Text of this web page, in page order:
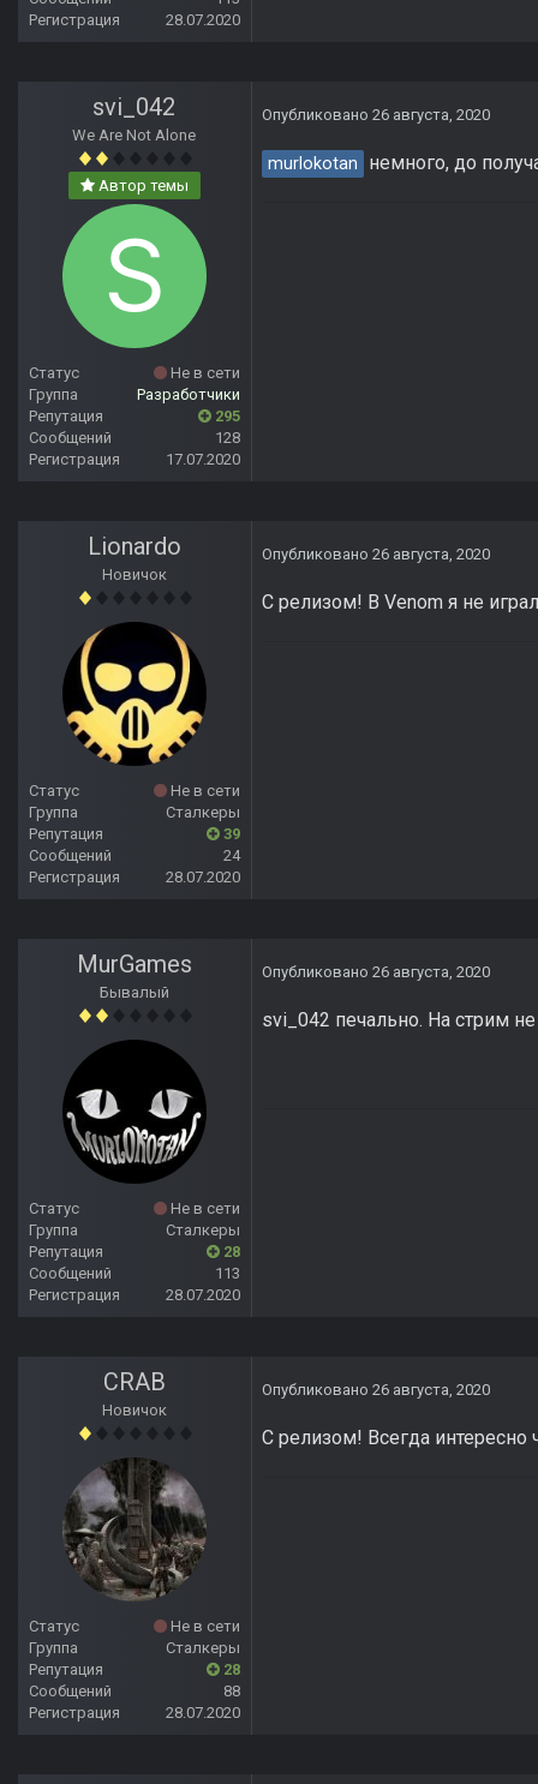
Регистрация
28.07.2020
svi_042
We Are Not Alone
Автор темы
Статус
Не в сети
Группа
Разработчики
Репутация
295
Сообщений
128
Регистрация
17.07.2020
Опубликовано 26 августа, 2020
murlokotan немного, до
Lionardo
Новичок
Статус
Не в сети
Группа
Сталкеры
Репутация
39
Сообщений
24
Регистрация
28.07.2020
Опубликовано 26 августа, 2020
С релизом! В Venom я не
MurGames
Бывалый
Статус
Не в сети
Группа
Сталкеры
Репутация
28
Сообщений
113
Регистрация
28.07.2020
Опубликовано 26 августа, 2020
svi_042 печально. На стрим
CRAB
Новичок
Статус
Не в сети
Группа
Сталкеры
Репутация
28
Сообщений
88
Регистрация
28.07.2020
Опубликовано 26 августа, 2020
С релизом! Всегда